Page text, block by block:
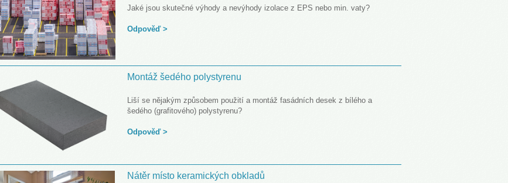
Jaké jsou skutečné výhody a nevýhody izolace z EPS nebo min. vaty?
Odpověď >
Montáž šedého polystyrenu
Liší se nějakým způsobem použití a montáž fasádních desek z bílého a
šedého (grafitového) polystyrenu?
Odpověď >
Nátěr místo keramických obkladů